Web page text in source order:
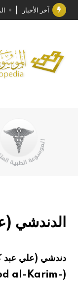
آخر الأخبار
الدندشي
دندشي (علي عبد
al-Karim-)